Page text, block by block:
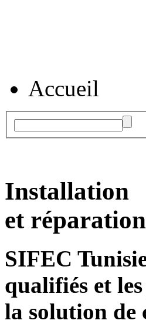
Accueil
Installation
et réparation
SIFEC
qualifiés et
la solution de